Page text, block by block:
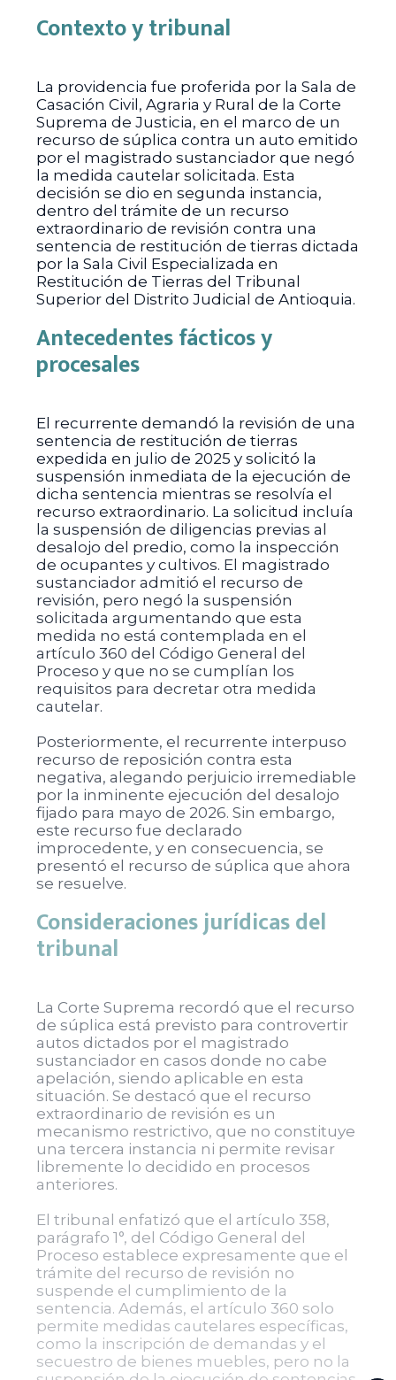
Contexto y tribunal
La providencia fue proferida por la Sala de
Casación Civil, Agraria y Rural de la Corte
Suprema de Justicia, en el marco de un
recurso de súplica contra un auto emitido
por el magistrado sustanciador que negó
la medida cautelar solicitada. Esta
decisión se dio en segunda instancia,
dentro del trámite de un recurso
extraordinario de revisión contra una
sentencia de restitución de tierras dictada
por la Sala Civil Especializada en
Restitución de Tierras del Tribunal
Superior del Distrito Judicial de Antioquia.
Antecedentes fácticos y
procesales
El recurrente demandó la revisión de una
sentencia de restitución de tierras
expedida en julio de 2025 y solicitó la
suspensión inmediata de la ejecución de
dicha sentencia mientras se resolvía el
recurso extraordinario. La solicitud incluía
la suspensión de diligencias previas al
desalojo del predio, como la inspección
de ocupantes y cultivos. El magistrado
sustanciador admitió el recurso de
revisión, pero negó la suspensión
solicitada argumentando que esta
medida no está contemplada en el
artículo 360 del Código General del
Proceso y que no se cumplían los
requisitos para decretar otra medida
cautelar.
Posteriormente, el recurrente interpuso
recurso de reposición contra esta
negativa, alegando perjuicio irremediable
por la inminente ejecución del desalojo
fijado para mayo de 2026. Sin embargo,
este recurso fue declarado
improcedente, y en consecuencia, se
presentó el recurso de súplica que ahora
se resuelve.
Consideraciones jurídicas del
tribunal
La Corte Suprema recordó que el recurso
de súplica está previsto para controvertir
autos dictados por el magistrado
sustanciador en casos donde no cabe
apelación, siendo aplicable en esta
situación. Se destacó que el recurso
extraordinario de revisión es un
mecanismo restrictivo, que no constituye
una tercera instancia ni permite revisar
libremente lo decidido en procesos
anteriores.
El tribunal enfatizó que el artículo 358,
parágrafo 1°, del Código General del
Proceso establece expresamente que el
trámite del recurso de revisión no
suspende el cumplimiento de la
sentencia. Además, el artículo 360 solo
permite medidas cautelares específicas,
como la inscripción de demandas y el
secuestro de bienes muebles, pero no la